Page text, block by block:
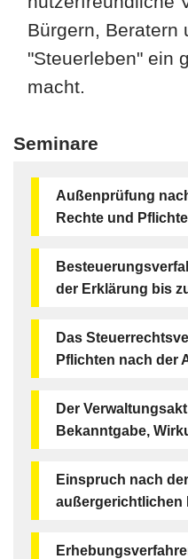
Bürgern, Beratern
"Steuerleben" ein
macht.
Seminare
Außenprüfung
Rechte und
der Erklärung bis
Das
Pflichten nach der
Der
Bekanntgabe,
Einspruch nach
außergerichtlichen